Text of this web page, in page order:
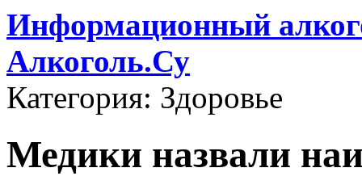
Информационный
Алкоголь.Су
Категория: Здоровье
Медики назвали